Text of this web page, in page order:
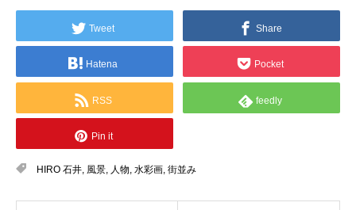
Tweet Share
Hatena Pocket
RSS feedly
Pin it
HIRO 石井, 風景, 人物, 水彩画, 街並み